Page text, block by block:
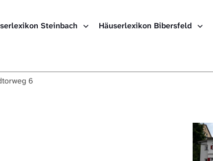
Steinbach
Häuserlexikon Bibersfeld
6